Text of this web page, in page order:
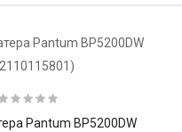
Pantum BP5200DW